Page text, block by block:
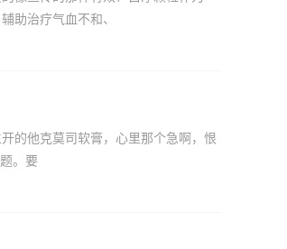
助治疗气血不和、
的他克莫司软膏，心里那个急啊，恨
。要